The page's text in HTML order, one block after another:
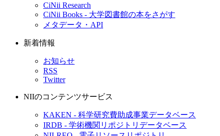
CiNii Research
CiNii Books - 大学図書館の本をさがす
メタデータ・API
新着情報
お知らせ
RSS
Twitter
NIIのコンテンツサービス
KAKEN - 科学研究費助成事業データベース
IRDB - 学術機関リポジトリデータベース